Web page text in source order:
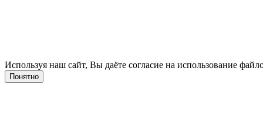
Используя наш сайт, Вы даёте согласие на использование
Понятно